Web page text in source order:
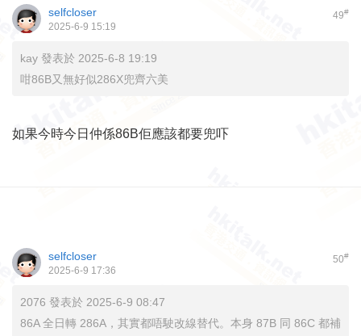
49#
selfcloser
2025-6-9 15:19
kay 發表於 2025-6-8 19:19
咁86B又無好似286X兜齊六美
如果今時今日仲係86B佢應該都要兜吓
50#
selfcloser
2025-6-9 17:36
2076 發表於 2025-6-9 08:47
86A 全日轉 286A，其實都唔駛改線替代。本身 87B 同 86C 都補